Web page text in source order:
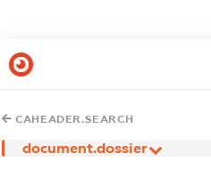
CAHEADER.SEARCH
document.dossier